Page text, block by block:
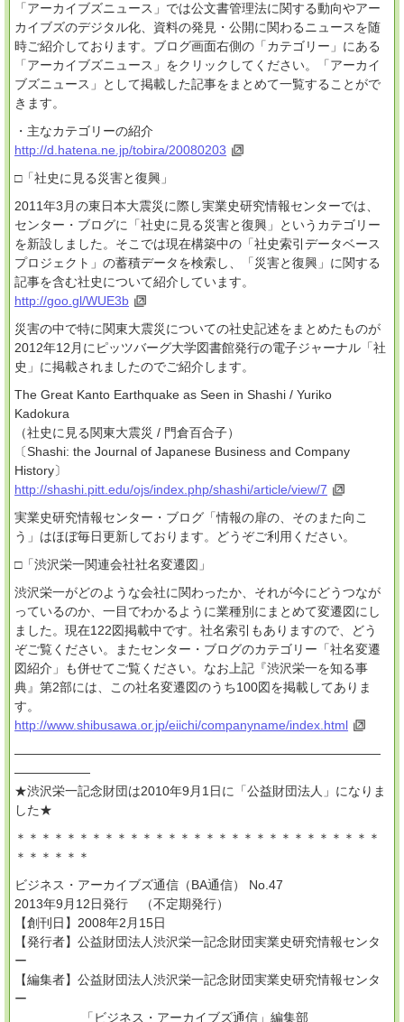
「アーカイブズニュース」では公文書管理法に関する動向やアー
カイブズのデジタル化、資料の発見・公開に関わるニュースを随
時ご紹介しております。ブログ画面右側の「カテゴリー」にある
「アーカイブズニュース」をクリックしてください。「アーカイ
ブズニュース」として掲載した記事をまとめて一覧することがで
きます。
・主なカテゴリーの紹介
http://d.hatena.ne.jp/tobira/20080203
□「社史に見る災害と復興」
2011年3月の東日本大震災に際し実業史研究情報センターでは、
センター・ブログに「社史に見る災害と復興」というカテゴリー
を新設しました。そこでは現在構築中の「社史索引データベース
プロジェクト」の蓄積データを検索し、「災害と復興」に関する
記事を含む社史について紹介しています。
http://goo.gl/WUE3b
災害の中で特に関東大震災についての社史記述をまとめたものが
2012年12月にピッツバーグ大学図書館発行の電子ジャーナル「社
史」に掲載されましたのでご紹介します。
The Great Kanto Earthquake as Seen in Shashi / Yuriko
Kadokura
（社史に見る関東大震災 / 門倉百合子）
〔Shashi: the Journal of Japanese Business and Company
History〕
http://shashi.pitt.edu/ojs/index.php/shashi/article/view/7
実業史研究情報センター・ブログ「情報の扉の、そのまた向こ
う」はほぼ毎日更新しております。どうぞご利用ください。
□「渋沢栄一関連会社社名変遷図」
渋沢栄一がどのような会社に関わったか、それが今にどうつなが
っているのか、一目でわかるように業種別にまとめて変遷図にし
ました。現在122図掲載中です。社名索引もありますので、どう
ぞご覧ください。またセンター・ブログのカテゴリー「社名変遷
図紹介」も併せてご覧ください。なお上記『渋沢栄一を知る事
典』第2部には、この社名変遷図のうち100図を掲載してありま
す。
http://www.shibusawa.or.jp/eiichi/companyname/index.html
―――――――――――――――――――――――――――――
――――――
★渋沢栄一記念財団は2010年9月1日に「公益財団法人」になりま
した★
＊＊＊＊＊＊＊＊＊＊＊＊＊＊＊＊＊＊＊＊＊＊＊＊＊＊＊＊＊
＊＊＊＊＊＊
ビジネス・アーカイブズ通信（BA通信） No.47
2013年9月12日発行 （不定期発行）
【創刊日】2008年2月15日
【発行者】公益財団法人渋沢栄一記念財団実業史研究情報センタ
ー
【編集者】公益財団法人渋沢栄一記念財団実業史研究情報センタ
ー
「ビジネス・アーカイブズ通信」編集部